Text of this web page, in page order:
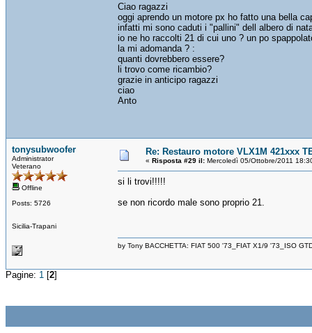
Ciao ragazzi
oggi aprendo un motore px ho fatto una bella
infatti mi sono caduti i "pallini" dell albero di
io ne ho raccolti 21 di cui uno ? un po
la mi adomanda ? :
quanti dovrebbero essere?
li trovo come ricambio?
grazie in anticipo ragazzi
ciao
Anto
tonysubwoofer
Administrator
Veterano
Offline
Posts: 5726
Sicilia-Trapani
Re: Restauro motore VLX1M 421xxx
« Risposta #29 il: Mercoledì 05/Ottobre/2011
si li trovi!!!!!
se non ricordo male sono proprio 21.
by Tony BACCHETTA: FIAT 500 '73_FIAT X1/9 '73_ISO
Pagine: 1 [2]